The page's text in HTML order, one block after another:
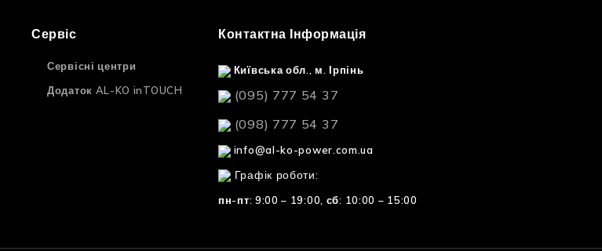
Сервіс
Сервісні центри
Додаток AL-KO inTOUCH
Контактна Інформація
Київська обл., м. Ірпінь
(095) 777 54 37
(098) 777 54 37
info@al-ko-power.com.ua
Графік роботи:
пн-пт: 9:00 – 19:00, сб: 10:00 – 15:00